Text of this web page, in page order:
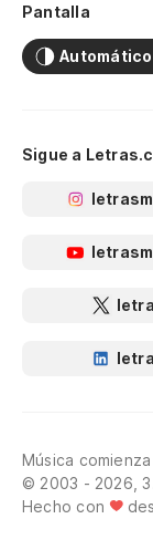
Pantalla
Automático
Sigue a
Música
© 2003 - 2026,
Hecho con